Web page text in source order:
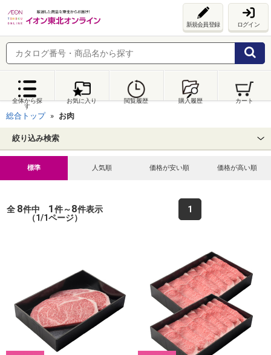
新規会員登録 ログイン
全体から探
す
お気に入り 閲覧履歴 購入履歴 カート
総合トップ お肉
絞り込み検索
標準 人気順 価格が安い順 価格が高い順
全 8件中 1件～8件表示
（1/1ページ）
1